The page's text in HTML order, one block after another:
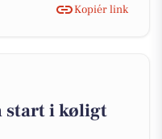
Kopiér link
start i køligt